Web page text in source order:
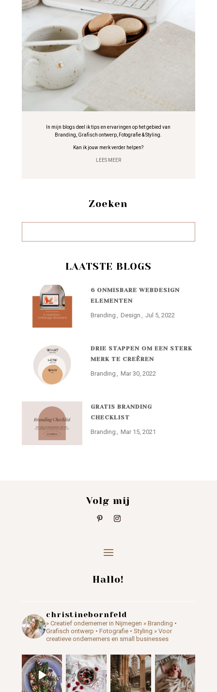
In mijn blogs deel ik tips en ervaringen op het gebied van
Branding, Grafisch ontwerp, Fotografie & Styling.
Kan ik jouw merk verder helpen?
LEES MEER
Zoeken
LAATSTE BLOGS
6 ONMISBARE WEBDESIGN
ELEMENTEN
Branding Design Jul 5, 2022
DRIE STAPPEN OM EEN STERK
MERK TE CREËREN
Branding Mar 30, 2022
GRATIS BRANDING
CHECKLIST
Branding Mar 15, 2021
Volg mij
Hallo!
christinebornfeld
» Creatief ondernemer in Nijmegen » Branding •
Grafisch ontwerp • Fotografie • Styling » Voor
creatieve ondernemers en small businesses